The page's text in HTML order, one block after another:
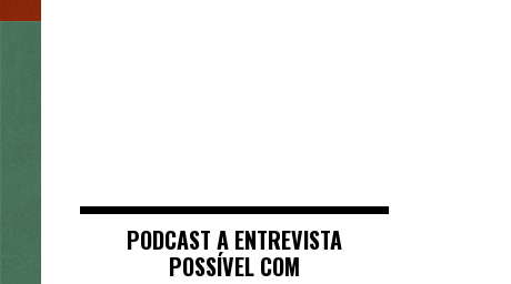
PODCAST A ENTREVISTA
POSSÍVEL COM